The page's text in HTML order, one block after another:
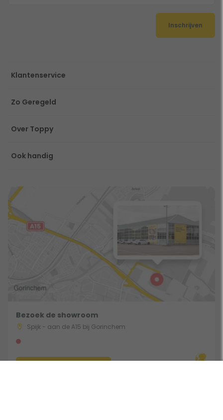
Inschrijven
Klantenservice
Zo Geregeld
Over Toppy
Ook handig
Bezoek de showroom
Spijk - aan de A15 bij Gorinchem